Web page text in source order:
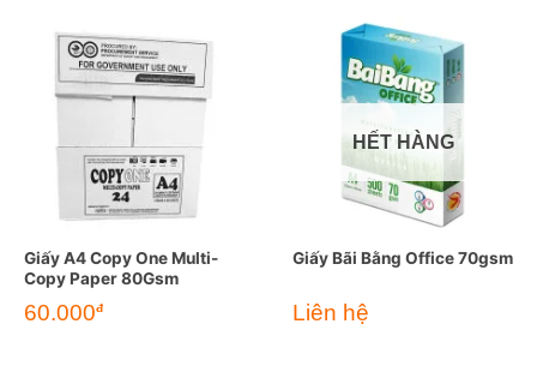
Giấy A4 Copy One Multi-
Copy Paper 80Gsm
60.000đ
HẾT HÀNG
Giấy Bãi Bằng Office 70gsm
Liên hệ